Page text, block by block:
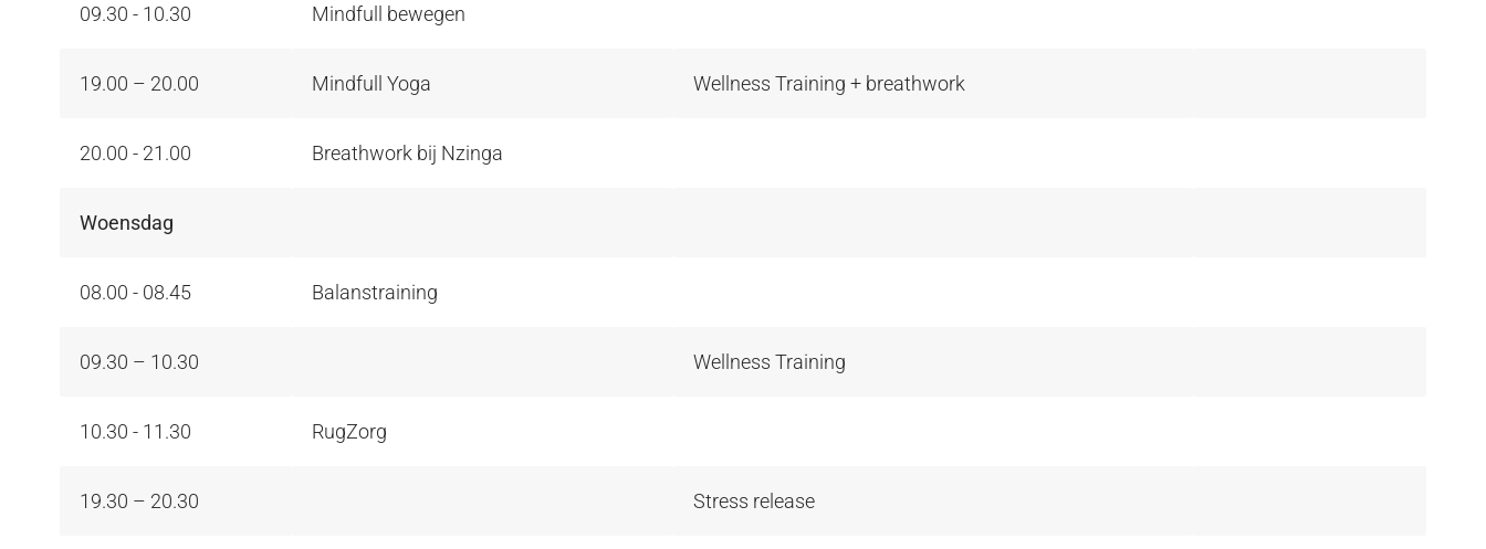
09.30 - 10.30 Mindfull bewegen
19.00 – 20.00 Mindfull Yoga Wellness Training + breathwork
20.00 - 21.00 Breathwork bij Nzinga
Woensdag
08.00 - 08.45 Balanstraining
09.30 – 10.30 Wellness Training
10.30 - 11.30 RugZorg
19.30 – 20.30 Stress release